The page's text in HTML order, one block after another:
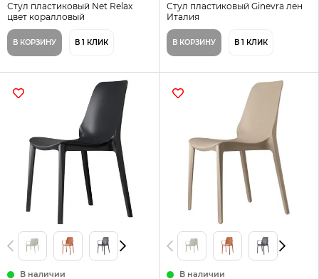
Стул пластиковый Net Relax
цвет коралловый
В КОРЗИНУ В 1 КЛИК
Стул пластиковый Ginevra лен
Италия
В КОРЗИНУ В 1 КЛИК
В наличии В наличии